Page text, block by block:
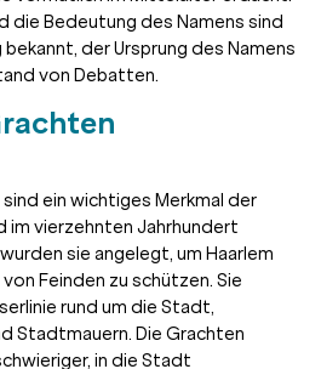
die Bedeutung des Namens sind
der Ursprung des Namens
von Debatten.
ein wichtiges Merkmal der
im vierzehnten Jahrhundert
sie angelegt, um Haarlem
Feinden zu schützen. Sie
rund um die Stadt,
Stadtmauern. Die Grachten
in die Stadt